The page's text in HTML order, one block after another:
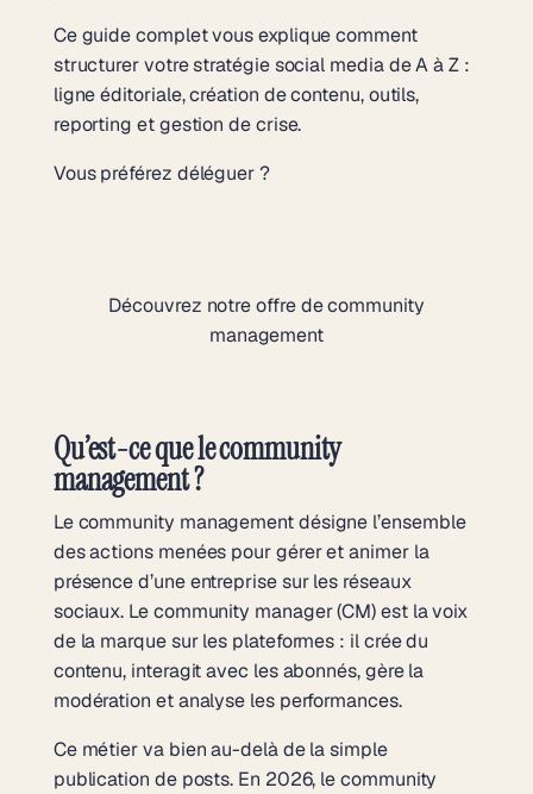
Ce guide complet vous explique comment
structurer votre stratégie social media de A à Z :
ligne éditoriale, création de contenu, outils,
reporting et gestion de crise.
Vous préférez déléguer ?
Découvrez notre offre de community
management
Qu’est-ce que le community
management ?
Le community management désigne l’ensemble
des actions menées pour gérer et animer la
présence d’une entreprise sur les réseaux
sociaux. Le community manager (CM) est la voix
de la marque sur les plateformes : il crée du
contenu, interagit avec les abonnés, gère la
modération et analyse les performances.
Ce métier va bien au-delà de la simple
publication de posts. En 2026, le community